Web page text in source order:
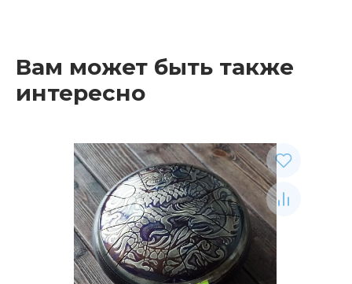
Вам может быть также
интересно